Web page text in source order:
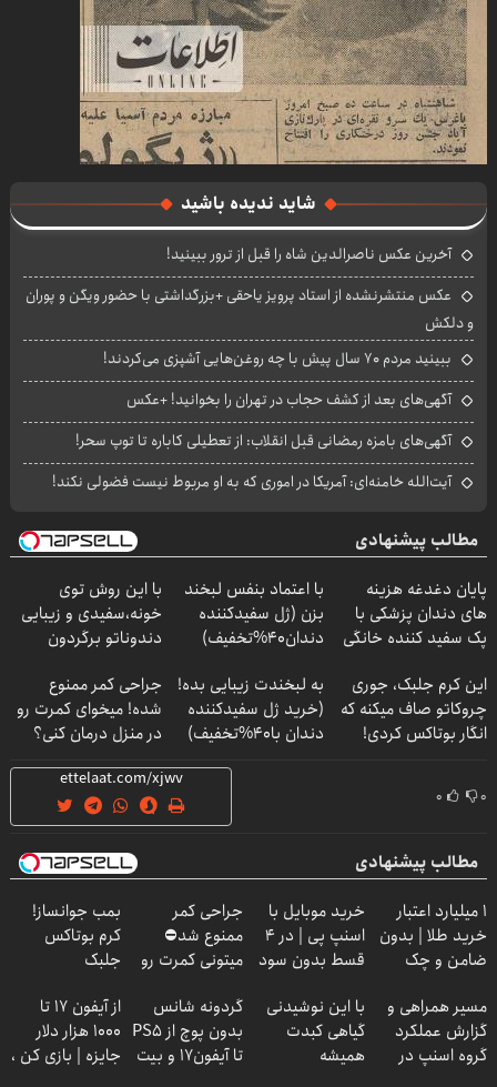
شاید ندیده باشید
آخرین عکس ناصرالدین شاه را قبل از ترور ببینید!
عکس منتشرنشده از استاد پرویز یاحقی +بزرگداشتی با حضور ویگن و پوران
و دلکش
ببینید مردم ۷۰ سال پیش با چه روغن‌هایی آشپزی می‌کردند!
آگهی‌های بعد از کشف حجاب در تهران را بخوانید! +عکس
آگهی‌های بامزه رمضانی قبل انقلاب: از تعطیلی کاباره تا توپ سحر!
آیت‌الله خامنه‌ای: آمریکا در اموری که به او مربوط نیست فضولی نکند!
مطالب پیشنهادی
پایان دغدغه هزینه
های دندان پزشکی با
پک سفید کننده خانگی
با اعتماد بنفس لبخند
بزن (ژل سفیدکننده
دندان40%تخفیف)
با این روش توی
خونه،سفیدی و زیبایی
دندوناتو برگردون
این کرم جلبک، جوری
چروکاتو صاف میکنه که
انگار بوتاکس کردی!
به لبخندت زیبایی بده!
(خرید ژل سفیدکننده
دندان با40%تخفیف)
جراحی کمر ممنوع
شده! میخوای کمرت رو
در منزل درمان کنی؟
۰ ۰
مطالب پیشنهادی
۱ میلیارد اعتبار
خرید طلا | بدون
ضامن و چک
خرید موبایل با
اسنپ پی | در ۴
قسط بدون سود
جراحی کمر
ممنوع شد⛔
میتونی کمرت رو
کنی! 👈🏻
پرسش‌نامه
بمب جوانساز!
کرم بوتاکس
جلبک
مسیر همراهی و
گزارش عملکرد
گروه اسنپ در
با این نوشیدنی
گیاهی کبدت
همیشه
گردونه شانس
بدون پوچ از PS5
تا آیفون17 و بیت
از آیفون 17 تا
1000 هزار دلار
جایزه | بازی کن ،